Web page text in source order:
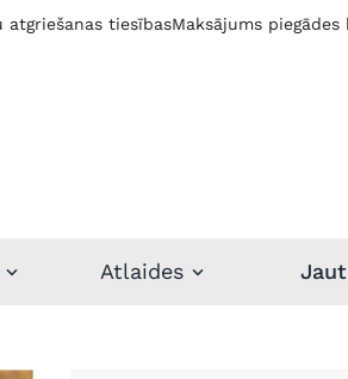
atgriešanas tiesībasMaksājums piegādes
Atlaides